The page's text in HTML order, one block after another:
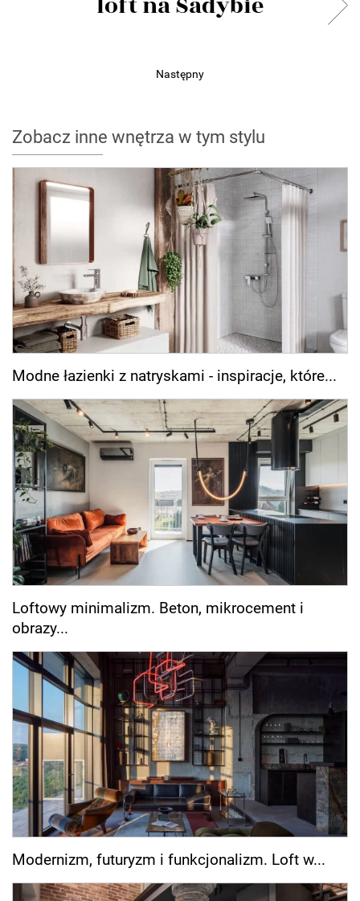
Następny
Zobacz inne wnętrza w tym stylu
Modne łazienki z natryskami - inspiracje, które...
Loftowy minimalizm. Beton, mikrocement i
obrazy...
Modernizm, futuryzm i funkcjonalizm. Loft w...